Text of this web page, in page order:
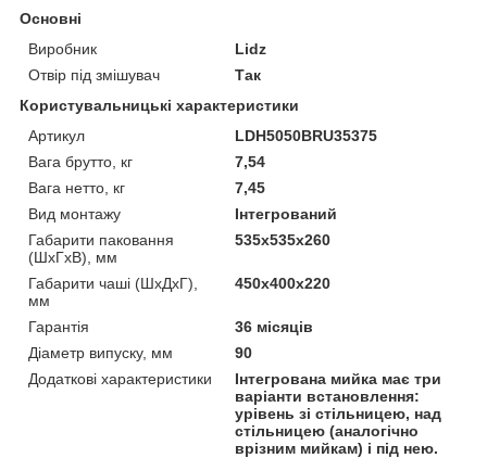
Основні
Виробник
Lidz
Отвір під змішувач
Так
Користувальницькі характеристики
Артикул
LDH5050BRU35375
Вага брутто, кг
7,54
Вага нетто, кг
7,45
Вид монтажу
Інтегрований
Габарити паковання
(ШхГхВ), мм
535х535х260
Габарити чаші (ШхДхГ),
мм
450х400х220
Гарантія
36 місяців
Діаметр випуску, мм
90
Додаткові характеристики
Інтегрована мийка має три
варіанти встановлення:
урівень зі стільницею, над
стільницею (аналогічно
врізним мийкам) і під нею.